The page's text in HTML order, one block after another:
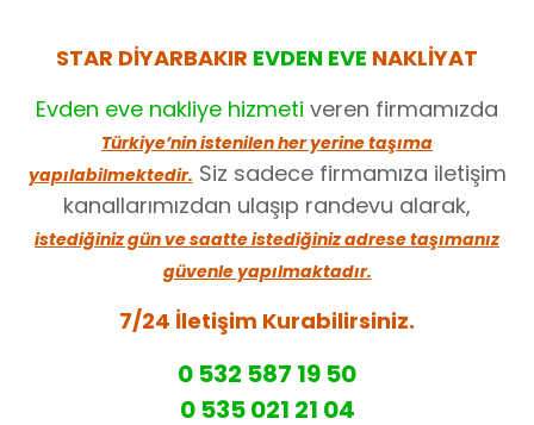
STAR DİYARBAKIR EVDEN EVE NAKLİYAT
Evden eve nakliye hizmeti veren firmamızda
Türkiye’nin istenilen her yerine taşıma
yapılabilmektedir. Siz sadece firmamıza iletişim
kanallarımızdan ulaşıp randevu alarak,
istediğiniz gün ve saatte istediğiniz adrese taşımanız
güvenle yapılmaktadır.
7/24 İletişim Kurabilirsiniz.
0 532 587 19 50
0 535 021 21 04